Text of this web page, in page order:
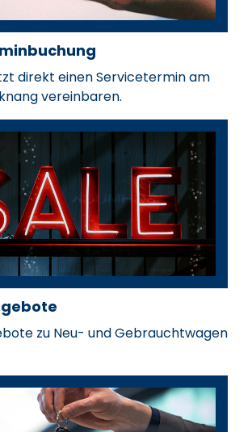
Teamleiter
07191 901-233
Marc Nesper
automobile.de
07191 901-141
direkt einen Servicetermin am
vereinbaren.
zu Neu- und Gebrauchtwagen